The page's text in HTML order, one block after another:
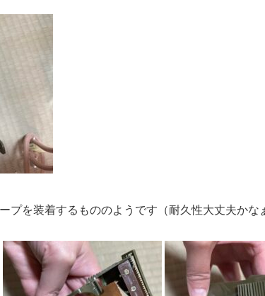
プを装着するもののようです（耐久性大丈夫かな